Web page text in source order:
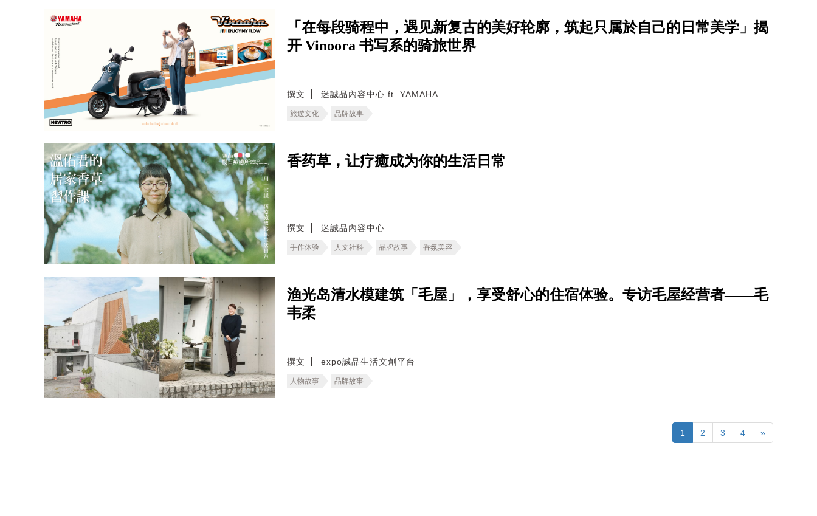
「在每段骑程中，遇见新复古的美好轮廓，筑起只属於自己的日常美学」揭
开 Vinoora 书写系的骑旅世界
撰文 迷誠品內容中心 ft. YAMAHA
旅遊文化 品牌故事
香药草，让疗癒成为你的生活日常
撰文 迷誠品內容中心
手作体验 人文社科 品牌故事 香氛美容
渔光岛清水模建筑「毛屋」，享受舒心的住宿体验。专访毛屋经营者——毛
韦柔
撰文 expo誠品生活文創平台
人物故事 品牌故事
1 2 3 4 »